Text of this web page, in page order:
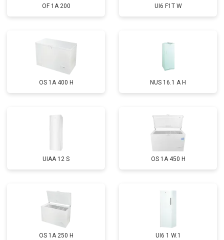
OF 1A 200 UI6 F1T W
OS 1A 400 H NUS 16.1 A H
UIAA 12 S OS 1A 450 H
OS 1A 250 H UI6 1 W.1